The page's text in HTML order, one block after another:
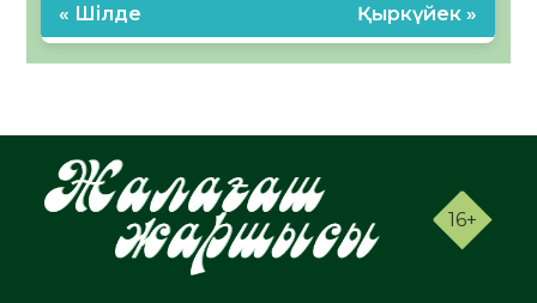
« Шілде Қыркүйек »
16+